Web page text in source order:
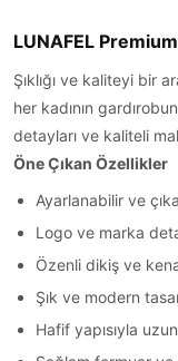
LUNAFEL
Şıklığı ve kaliteyi bir
her kadının
detayları ve kaliteli
Öne Çıkan Özellikler
Ayarlanabilir ve
Logo ve marka
Özenli dikiş ve
Şık ve modern
Hafif yapısıyla